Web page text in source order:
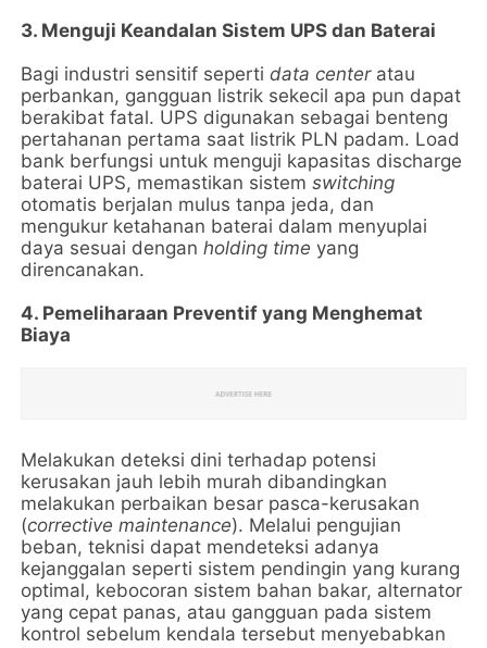
3. Menguji Keandalan Sistem UPS dan Baterai
Bagi industri sensitif sepertidata centeratau
perbankan, gangguan listrik sekecil apa pun dapat
berakibat fatal. UPS digunakan sebagai benteng
pertahanan pertama saat listrik PLN padam. Load
bank berfungsi untuk menguji kapasitas discharge
baterai UPS, memastikan sistemswitching
otomatis berjalan mulus tanpa jeda, dan
mengukur ketahanan baterai dalam menyuplai
daya sesuai denganholding time yang
direncanakan.
4. Pemeliharaan Preventif yang Menghemat
Biaya
Melakukan deteksi dini terhadap potensi
kerusakan jauh lebih murah dibandingkan
melakukan perbaikan besar pasca-kerusakan
(corrective maintenance). Melalui pengujian
beban, teknisi dapat mendeteksi adanya
kejanggalan seperti sistem pendingin yang kurang
optimal, kebocoran sistem bahan bakar, alternator
yang cepat panas, atau gangguan pada sistem
kontrol sebelum kendala tersebut menyebabkan